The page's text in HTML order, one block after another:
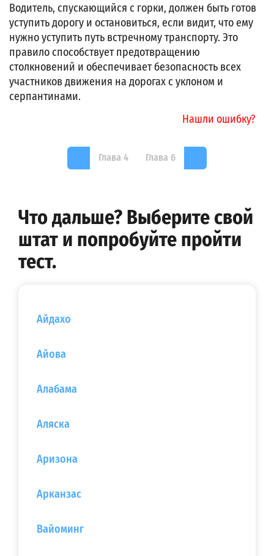
Водитель, спускающийся с горки, должен быть готов
уступить дорогу и остановиться, если видит, что ему
нужно уступить путь встречному транспорту. Это
правило способствует предотвращению
столкновений и обеспечивает безопасность всех
участников движения на дорогах с уклоном и
серпантинами.
Нашли ошибку?
Глава 4 Глава 6
Что дальше? Выберите свой
штат и попробуйте пройти
тест.
Айдахо
Айова
Алабама
Аляска
Аризона
Арканзас
Вайоминг